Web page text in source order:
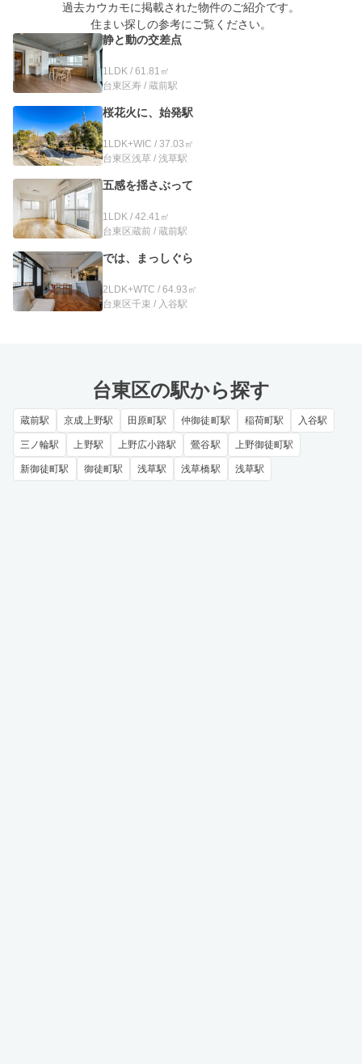
過去カウカモに掲載された物件のご紹介です。
住まい探しの参考にご覧ください。
静と動の交差点
1LDK / 61.81㎡
台東区寿 / 蔵前駅
桜花火に、始発駅
1LDK+WIC / 37.03㎡
台東区浅草 / 浅草駅
五感を揺さぶって
1LDK / 42.41㎡
台東区蔵前 / 蔵前駅
では、まっしぐら
2LDK+WTC / 64.93㎡
台東区千束 / 入谷駅
台東区の駅から探す
蔵前駅 京成上野駅 田原町駅 仲御徒町駅 稲荷町駅 入谷駅
三ノ輪駅 上野駅 上野広小路駅 鶯谷駅 上野御徒町駅
新御徒町駅 御徒町駅 浅草駅 浅草橋駅 浅草駅